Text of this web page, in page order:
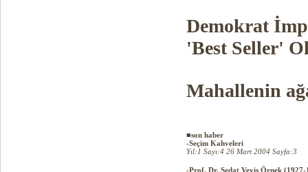
Demokrat
'Best Seller'
Mahallenin
■son haber
-Seçim Kahveleri
Yıl:1 Sayı:4 26 Mart 2004 Sayfa:3
-Prof. Dr. Sedat Veyis Örnek (1927-